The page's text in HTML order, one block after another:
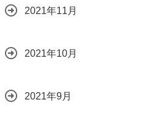
2021年11月
2021年10月
2021年9月